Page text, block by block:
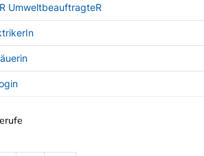
UmweltbeauftragteR